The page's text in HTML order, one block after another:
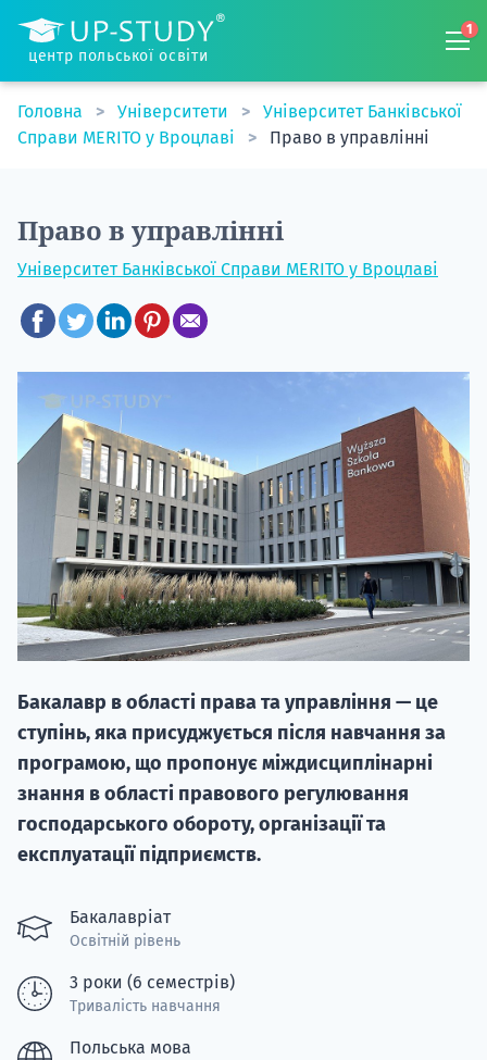
центр польської освіти
1
Головна Університети
Університет Банківської
Справи MERITO у Вроцлаві
Право в управлінні
Право в управлінні
Університет Банківської Справи MERITO у Вроцлаві
Бакалавр в області права та управління — це
ступінь, яка присуджується після навчання за
програмою, що пропонує міждисциплінарні
знання в області правового регулювання
господарського обороту, організації та
експлуатації підприємств.
Бакалавріат
Освітній рівень
3 роки (6 семестрів)
Тривалість навчання
Польська мова
вступ на